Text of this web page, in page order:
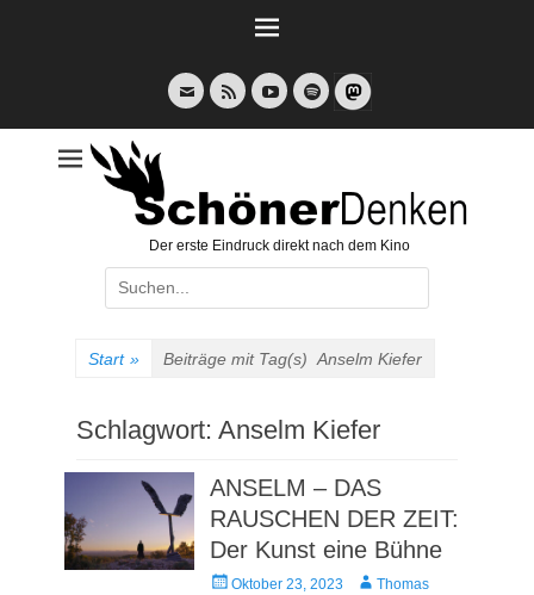
E-
Mail
Feed YouTubeSpotify
Der erste Eindruck direkt nach dem Kino
Suche
nach:
Start » Beiträge mit Tag(s) Anselm Kiefer
Schlagwort: Anselm Kiefer
ANSELM – DAS
RAUSCHEN DER ZEIT:
Der Kunst eine Bühne
Veröffentlicht
Oktober 23, 2023 AutorThomas